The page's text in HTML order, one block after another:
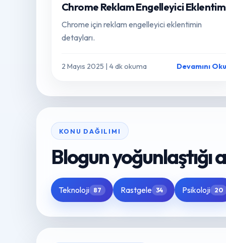
Chrome Reklam Engelleyici Eklentim
Chrome için reklam engelleyici eklentimin
detayları.
2 Mayıs 2025 | 4 dk okuma Devamını Oku
KONU DAĞILIMI
Blogun yoğunlaştığı
Teknoloji 87 Rastgele 34 Psikoloji 20